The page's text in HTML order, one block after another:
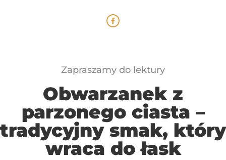
Zapraszamy do lektury
Obwarzanek z
parzonego ciasta –
tradycyjny smak, który
wraca do łask